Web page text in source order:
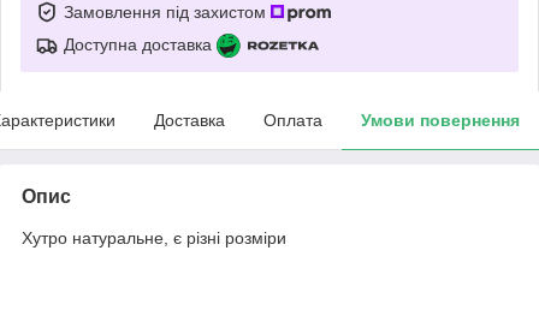
Замовлення під захистом
Доступна доставка
Доставка Оплата Умови повернення
Опис
Хутро натуральне, є різні розміри